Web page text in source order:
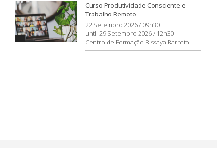
Curso Produtividade Consciente e
Trabalho Remoto
22 Setembro 2026 / 09h30
until 29 Setembro 2026 / 12h30
Centro de Formação Bissaya Barreto